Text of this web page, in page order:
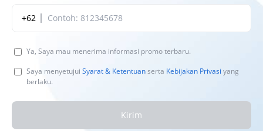
+62
Ya, Saya mau menerima informasi promo terbaru.
Saya menyetujui Syarat & Ketentuanserta Kebijakan Privasi yang
berlaku.
Kirim